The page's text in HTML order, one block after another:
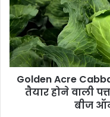
तस्वीर
Seeds
:
घर
पर
उगाएं
तेजी
Golden Acre
तैयार होने वाली
बीज